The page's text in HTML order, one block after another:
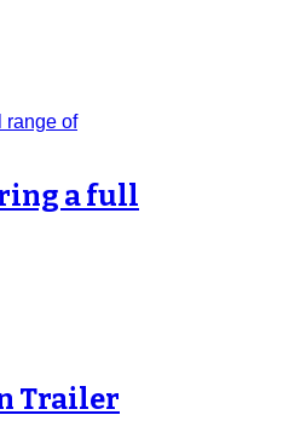
a full
Trailer